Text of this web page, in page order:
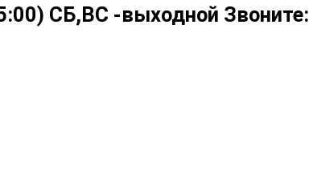
СБ,ВС -выходной Звоните: